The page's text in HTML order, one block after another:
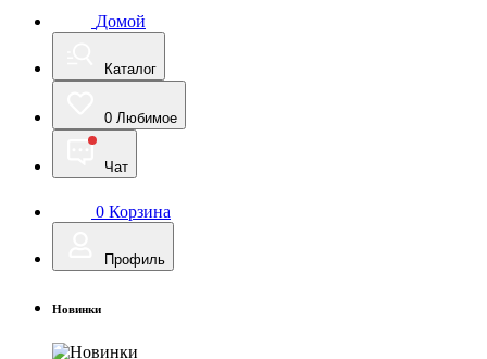
Домой
Каталог
0 Любимое
Чат
0 Корзина
Профиль
Новинки